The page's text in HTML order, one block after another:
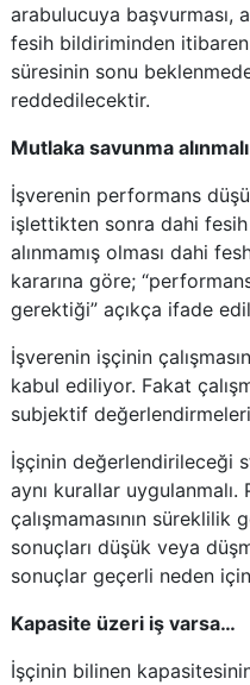
arabulucuya başvurması,
fesih bildiriminden
süresinin sonu
reddedilecektir.
Mutlaka savunma alınmalı
İşverenin performans
işlettikten sonra dahi fesih
alınmamış olması dahi
kararına göre;
gerektiği” açıkça ifade
İşverenin işçinin
kabul ediliyor. Fakat
subjektif
İşçinin değerlendirileceği
aynı kurallar
çalışmamasının
sonuçları düşük veya
sonuçlar geçerli neden
Kapasite üzeri iş varsa…
İşçinin bilinen